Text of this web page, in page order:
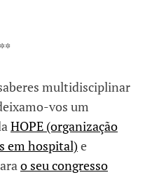
multidisciplinar
vos um
HOPE (organização
em hospital)e
o seu congresso